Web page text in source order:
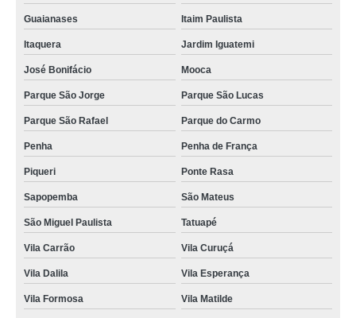
Guaianases Itaim Paulista
Itaquera Jardim Iguatemi
José Bonifácio Mooca
Parque São Jorge Parque São Lucas
Parque São Rafael Parque do Carmo
Penha Penha de França
Piqueri Ponte Rasa
Sapopemba São Mateus
São Miguel Paulista Tatuapé
Vila Carrão Vila Curuçá
Vila Dalila Vila Esperança
Vila Formosa Vila Matilde